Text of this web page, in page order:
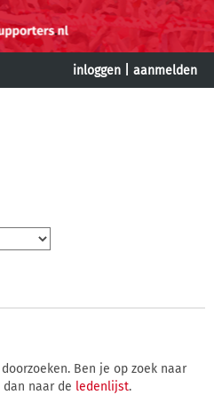
inloggen aanmelden
Ben je op zoek naar
naar de ledenlijst.